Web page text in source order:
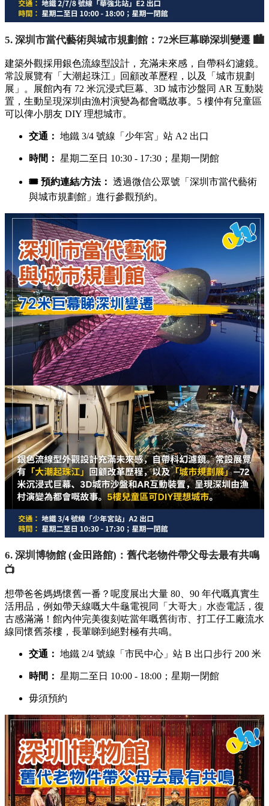
5. 深圳市當代藝術與城市規劃館：72米巨幕睇深圳變遷 🏙️
建築外觀採用銀色流線型設計，充滿未來感，自帶科幻濾鏡。
常設展覽有「大潮起珠江」回顧改革歷程，以及「城市規劃
展」。展館內有 72 米沉浸式巨幕、3D 城市沙盤同 AR 互動裝
置，生動呈現深圳由漁村演變為都會嘅故事。5 樓仲有兒童區
可以俾小朋友 DIY 理想城市。
交通： 地鐵 3/4 號線「少年宮」站 A2 出口
時間： 星期二至日 10:30 - 17:30；星期一閉館
🎟️ 預約連結/方法： 透過微信公眾號「深圳市當代藝術
與城市規劃館」進行參觀預約。
6. 深圳博物館 (金田路館)：舊代老物件帶父母去最有共鳴
📺
想帶爸爸媽媽懷舊一番？呢度展出大量 80、90 年代嘅真實生
活用品，例如帶天線嘅大牛龜電視同「大哥大」水壺電話，復
古感滿滿！館內仲完美復刻咗當年嘅舊街市、打工仔工廠流水
線同懷舊茶樓，長輩睇到絕對極有共鳴。
交通： 地鐵 2/4 號線「市民中心」站 B 出口步行 200 米
時間： 星期二至日 10:00 - 18:00；星期一閉館
毋須預約